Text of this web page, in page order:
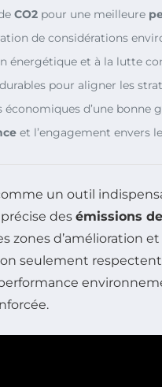
CO2 pour une meilleure
de considérations
énergétique et à la lutte
pour aligner les
d’une bonne
et l’engagement envers
un outil
des émissions
zones d’amélioration
seulement